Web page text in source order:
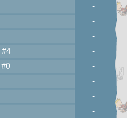
-
-
-
#4
-
#0
-
-
-
-